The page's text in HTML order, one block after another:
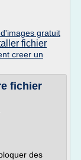
gratuit
fichier
creer un
fichier
des